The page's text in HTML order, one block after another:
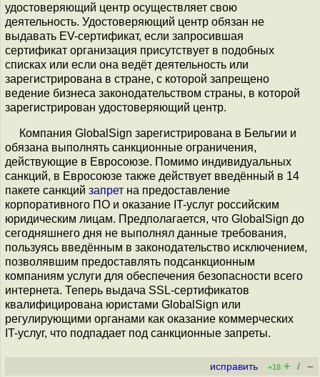
удостоверяющий центр осуществляет свою
деятельность. Удостоверяющий центр обязан не
выдавать EV-сертификат, если запросившая
сертификат организация присутствует в подобных
списках или если она ведёт деятельность или
зарегистрирована в стране, с которой запрещено
ведение бизнеса законодательством страны, в которой
зарегистрирован удостоверяющий центр.
Компания GlobalSign зарегистрирована в Бельгии и
обязана выполнять санкционные ограничения,
действующие в Евросоюзе. Помимо индивидуальных
санкций, в Евросоюзе также действует введённый в 14
пакете санкций запрет на предоставление
корпоративного ПО и оказание IT-услуг российским
юридическим лицам. Предполагается, что GlobalSign до
сегодняшнего дня не выполнял данные требования,
пользуясь введённым в законодательство исключением,
позволявшим предоставлять подсанкционным
компаниям услуги для обеспечения безопасности всего
интернета. Теперь выдача SSL-сертификатов
квалифицирована юристами GlobalSign или
регулирующими органами как оказание коммерческих
IT-услуг, что подпадает под санкционные запреты.
исправить +18 + / –